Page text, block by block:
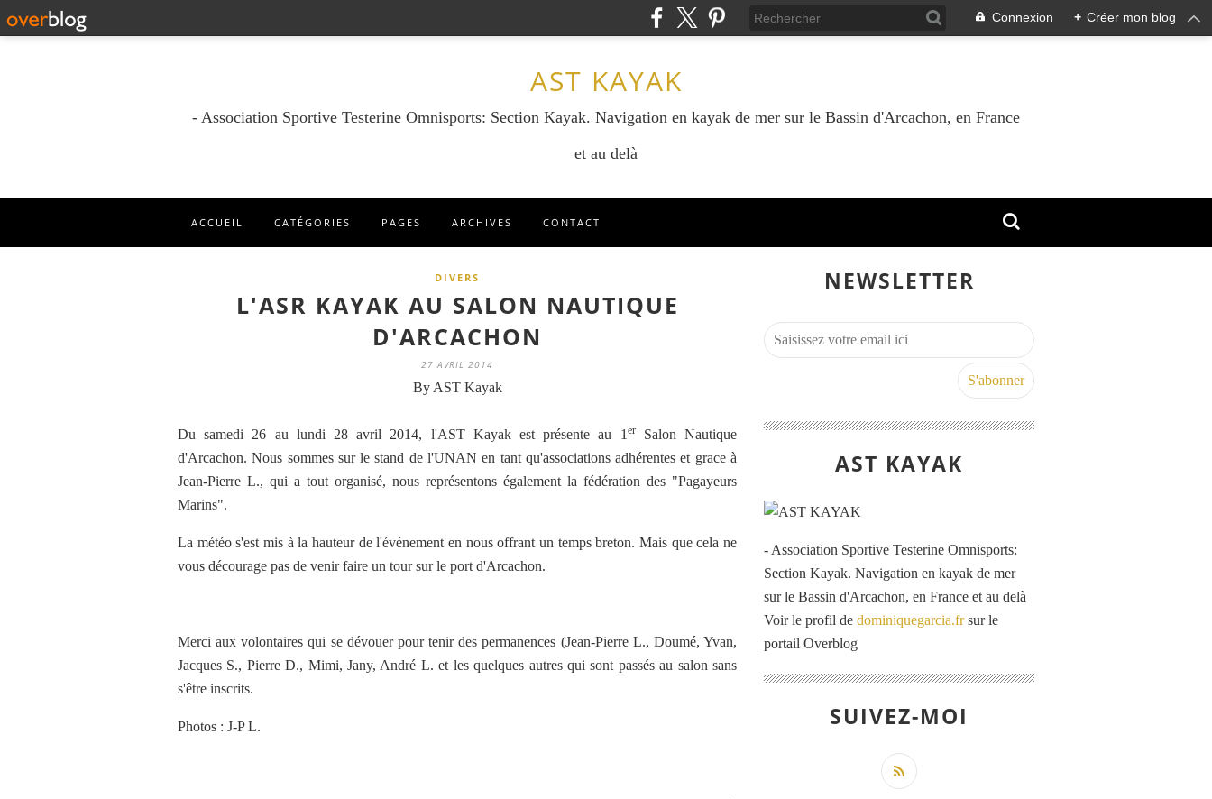
Connexion + Créer mon blog
AST KAYAK
- Association Sportive Testerine Omnisports: Section Kayak. Navigation en kayak de mer sur le Bassin d'Arcachon, en France
et au delà
ACCUEIL CATÉGORIES PAGES ARCHIVES CONTACT
DIVERS
L'ASR KAYAK AU SALON NAUTIQUE
D'ARCACHON
27 AVRIL 2014
By AST Kayak
Du samedi 26 au lundi 28 avril 2014, l'AST Kayak est présente au 1 erSalon Nautique
d'Arcachon. Nous sommes sur le stand de l'UNAN en tant qu'associations adhérentes et grace à
Jean-Pierre L., qui a tout organisé, nous représentons également la fédération des "Pagayeurs
Marins".
La météo s'est mis à la hauteur de l'événement en nous offrant un temps breton. Mais que cela ne
vous décourage pas de venir faire un tour sur le port d'Arcachon.
Merci aux volontaires qui se dévouer pour tenir des permanences (Jean-Pierre L., Doumé, Yvan,
Jacques S., Pierre D., Mimi, Jany, André L. et les quelques autres qui sont passés au salon sans
s'être inscrits.
Photos : J-P L.
NEWSLETTER
AST KAYAK
- Association Sportive Testerine Omnisports:
Section Kayak. Navigation en kayak de mer
sur le Bassin d'Arcachon, en France et au delà
Voir le profil de dominiquegarcia.frsur le
portail Overblog
SUIVEZ-MOI